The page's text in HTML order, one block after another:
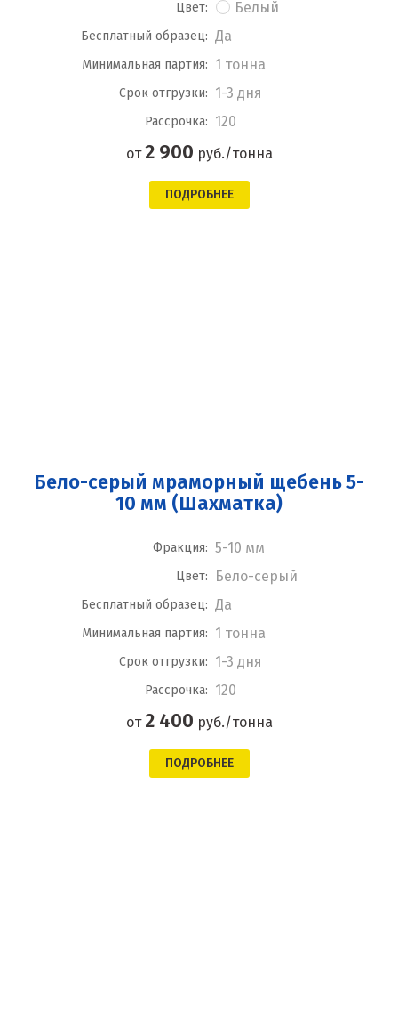
Цвет: Белый
Бесплатный образец: Да
Минимальная партия: 1 тонна
Срок отгрузки: 1-3 дня
Рассрочка: 120
от2 900 руб./тонна
ПОДРОБНЕЕ
Бело-серый мраморный щебень 5-
10 мм (Шахматка)
Фракция: 5-10 мм
Цвет: Бело-серый
Бесплатный образец: Да
Минимальная партия: 1 тонна
Срок отгрузки: 1-3 дня
Рассрочка: 120
от2 400 руб./тонна
ПОДРОБНЕЕ